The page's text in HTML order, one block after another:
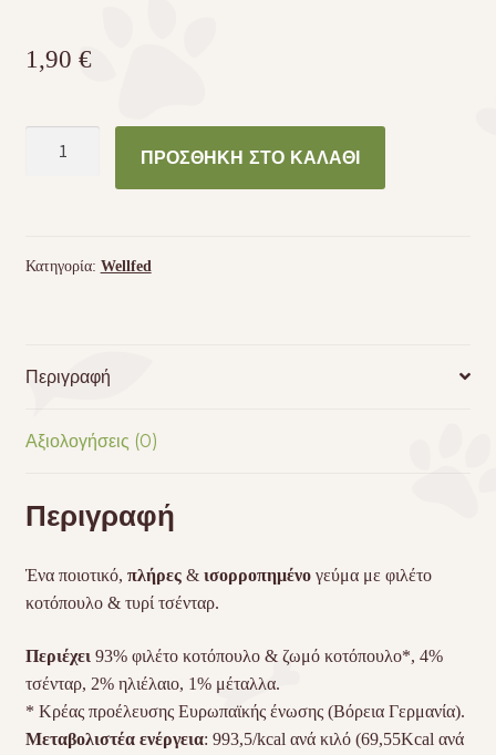
1,90 €
70gr
ΠΡΟΣΘΉΚΗ ΣΤΟ ΚΑΛΆΘΙ
Κατηγορία: Wellfed
Περιγραφή
Αξιολογήσεις (0)
Περιγραφή
Ένα ποιοτικό, πλήρες&ισορροπημένο γεύμα με φιλέτο
κοτόπουλο & τυρί τσένταρ.
Περιέχει 93% φιλέτο κοτόπουλο & ζωμό κοτόπουλο*, 4%
τσένταρ, 2% ηλιέλαιο, 1% μέταλλα.
* Κρέας προέλευσης Ευρωπαϊκής ένωσης (Βόρεια Γερμανία).
Μεταβολιστέα ενέργεια: 993,5/kcal ανά κιλό (69,55Kcal ανά